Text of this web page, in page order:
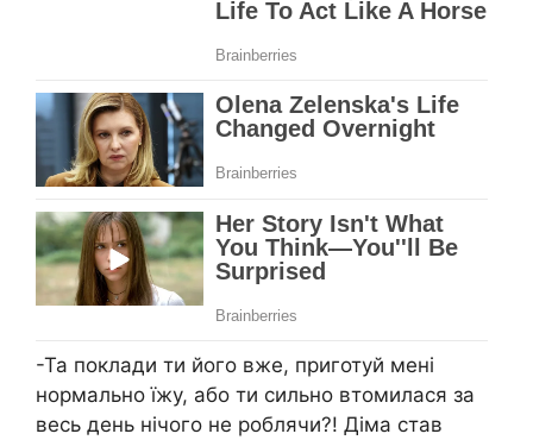
-Та поклади ти його вже, приготуй мені
нормально їжу, або ти сильно втомилася за
весь день нічого не роблячи?! Діма став